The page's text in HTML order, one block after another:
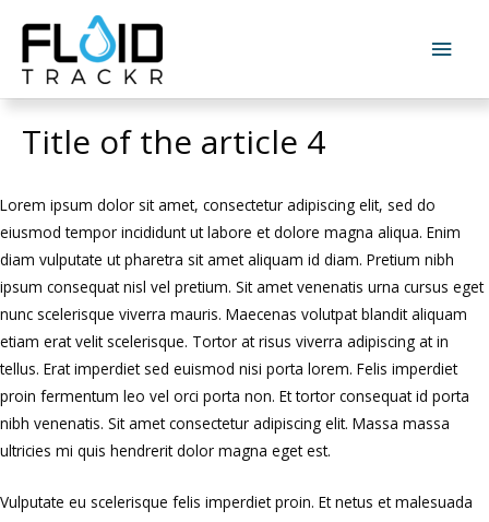
Title of the article 4
Lorem ipsum dolor sit amet, consectetur adipiscing elit, sed do
eiusmod tempor incididunt ut labore et dolore magna aliqua. Enim
diam vulputate ut pharetra sit amet aliquam id diam. Pretium nibh
ipsum consequat nisl vel pretium. Sit amet venenatis urna cursus eget
nunc scelerisque viverra mauris. Maecenas volutpat blandit aliquam
etiam erat velit scelerisque. Tortor at risus viverra adipiscing at in
tellus. Erat imperdiet sed euismod nisi porta lorem. Felis imperdiet
proin fermentum leo vel orci porta non. Et tortor consequat id porta
nibh venenatis. Sit amet consectetur adipiscing elit. Massa massa
ultricies mi quis hendrerit dolor magna eget est.
Vulputate eu scelerisque felis imperdiet proin. Et netus et malesuada